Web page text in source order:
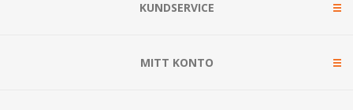
KUNDSERVICE
MITT KONTO